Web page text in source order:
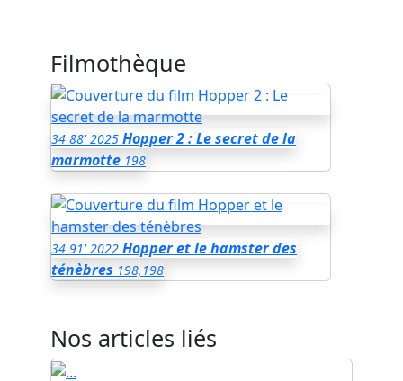
Filmothèque
34 88' 2025 Hopper 2 : Le secret de la
marmotte 198
34 91' 2022 Hopper et le hamster des
ténèbres 198,198
Nos articles liés